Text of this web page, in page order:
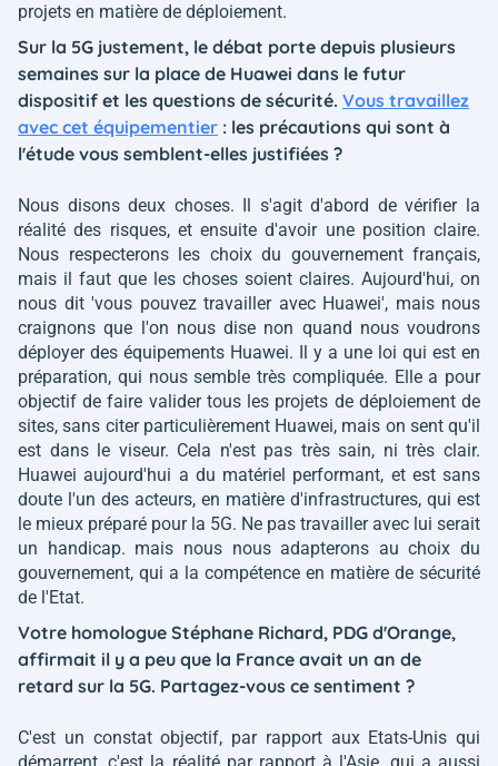
projets en matière de déploiement.
Sur la 5G justement, le débat porte depuis plusieurs
semaines sur la place de Huawei dans le futur
dispositif et les questions de sécurité. Vous travaillez
avec cet équipementier : les précautions qui sont à
l'étude vous semblent-elles justifiées ?
Nous disons deux choses. Il s'agit d'abord de vérifier la
réalité des risques, et ensuite d'avoir une position claire.
Nous respecterons les choix du gouvernement français,
mais il faut que les choses soient claires. Aujourd'hui, on
nous dit 'vous pouvez travailler avec Huawei', mais nous
craignons que l'on nous dise non quand nous voudrons
déployer des équipements Huawei. Il y a une loi qui est en
préparation, qui nous semble très compliquée. Elle a pour
objectif de faire valider tous les projets de déploiement de
sites, sans citer particulièrement Huawei, mais on sent qu'il
est dans le viseur. Cela n'est pas très sain, ni très clair.
Huawei aujourd'hui a du matériel performant, et est sans
doute l'un des acteurs, en matière d'infrastructures, qui est
le mieux préparé pour la 5G. Ne pas travailler avec lui serait
un handicap. mais nous nous adapterons au choix du
gouvernement, qui a la compétence en matière de sécurité
de l'Etat.
Votre homologue Stéphane Richard, PDG d'Orange,
affirmait il y a peu que la France avait un an de
retard sur la 5G. Partagez-vous ce sentiment ?
C'est un constat objectif, par rapport aux Etats-Unis qui